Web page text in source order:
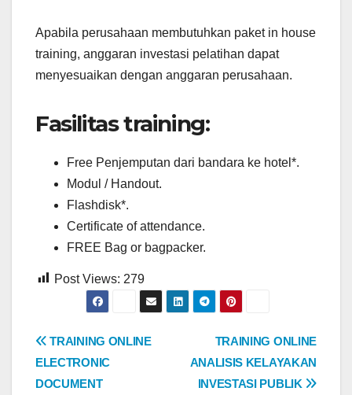
Apabila perusahaan membutuhkan paket in house
training, anggaran investasi pelatihan dapat
menyesuaikan dengan anggaran perusahaan.
Fasilitas training:
Free Penjemputan dari bandara ke hotel*.
Modul / Handout.
Flashdisk*.
Certificate of attendance.
FREE Bag or bagpacker.
Post Views: 279
Post
navigation
TRAINING ONLINE
ANALISIS KELAYAKAN
INVESTASI PUBLIK
TRAINING ONLINE
ELECTRONIC
DOCUMENT